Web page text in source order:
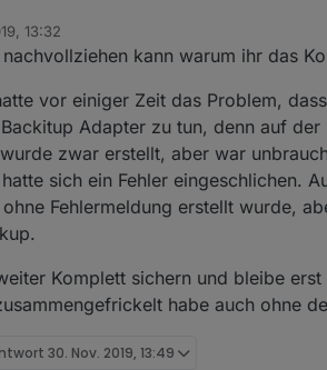
13:32
kann warum ihr das
vor einiger Zeit das Problem,
Adapter zu tun, denn auf
zwar erstellt, aber war
sich ein Fehler eingeschlichen.
Fehlermeldung erstellt wurde,
Komplett sichern und bleibe
habe auch ohne
30. Nov. 2019, 13:49